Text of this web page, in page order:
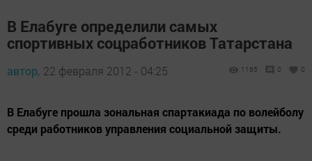
В Елабуге определили самых
спортивных соцработников Татарстана
автор, 22 февраля 2012 - 04:25 1165 0 0
В Елабуге прошла зональная спартакиада по волейболу
среди работников управления социальной защиты.